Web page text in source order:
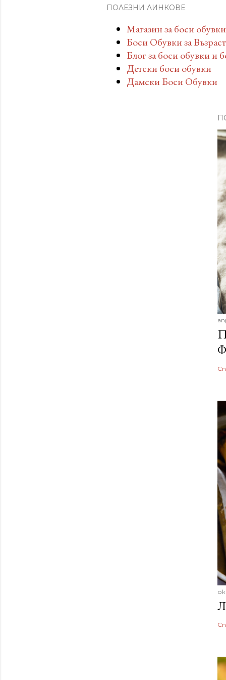
ПОЛЕЗНИ ЛИНКОВЕ
Магазин за боси
Боси Обувки за
Блог за боси обувки и
Детски боси обувки
Дамски Боси Обувки